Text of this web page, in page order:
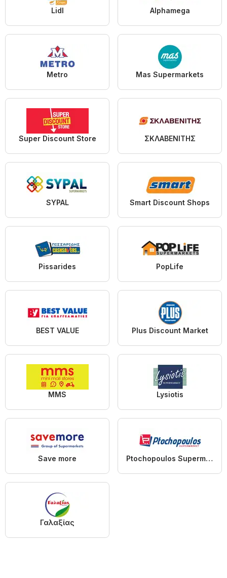
Lidl Alphamega
Metro Mas Supermarkets
Super Discount Store ΣΚΛΑΒΕΝΙΤΗΣ
SYPAL Smart Discount Shops
Pissarides PopLife
BEST VALUE Plus Discount Market
MMS Lysiotis
Save more Ptochopoulos Supermarket
Γαλαξίας